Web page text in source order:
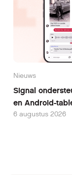
Nieuws
Signal
en Android-
6 augustus 2026